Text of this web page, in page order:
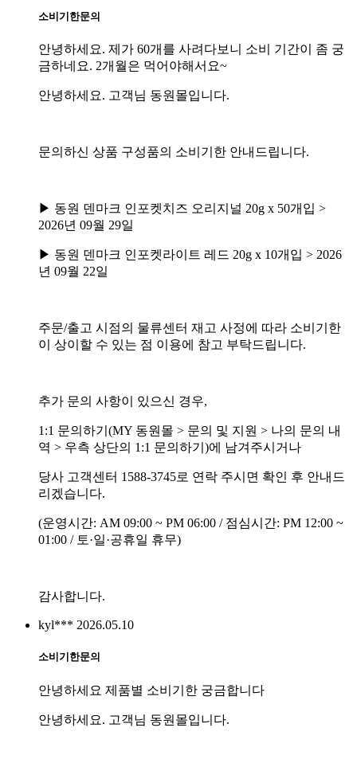
소비기한문의
안녕하세요. 제가 60개를 사려다보니 소비 기간이 좀 궁
금하네요. 2개월은 먹어야해서요~
안녕하세요. 고객님 동원몰입니다.
문의하신 상품 구성품의 소비기한 안내드립니다.
▶ 동원 덴마크 인포켓치즈 오리지널 20g x 50개입 >
2026년 09월 29일
▶ 동원 덴마크 인포켓라이트 레드 20g x 10개입 > 2026
년 09월 22일
주문/출고 시점의 물류센터 재고 사정에 따라 소비기한
이 상이할 수 있는 점 이용에 참고 부탁드립니다.
추가 문의 사항이 있으신 경우,
1:1 문의하기(MY 동원몰 > 문의 및 지원 > 나의 문의 내
역 > 우측 상단의 1:1 문의하기)에 남겨주시거나
당사 고객센터 1588-3745로 연락 주시면 확인 후 안내드
리겠습니다.
(운영시간: AM 09:00 ~ PM 06:00 / 점심시간: PM 12:00 ~
01:00 / 토·일·공휴일 휴무)
감사합니다.
kyl*** 2026.05.10
소비기한문의
안녕하세요 제품별 소비기한 궁금합니다
안녕하세요. 고객님 동원몰입니다.